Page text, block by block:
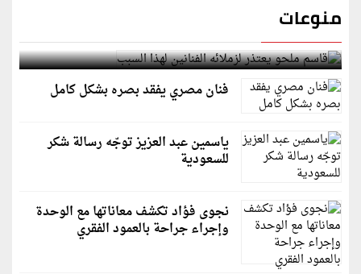
منوعات
قاسم ملحو يعتذر لزملائه الفنانين لهذا السبب
فنان مصري يفقد بصره بشكل كامل
ياسمين عبد العزيز توجّه رسالة شكر
للسعودية
نجوى فؤاد تكشف معاناتها مع الوحدة
وإجراء جراحة بالعمود الفقري